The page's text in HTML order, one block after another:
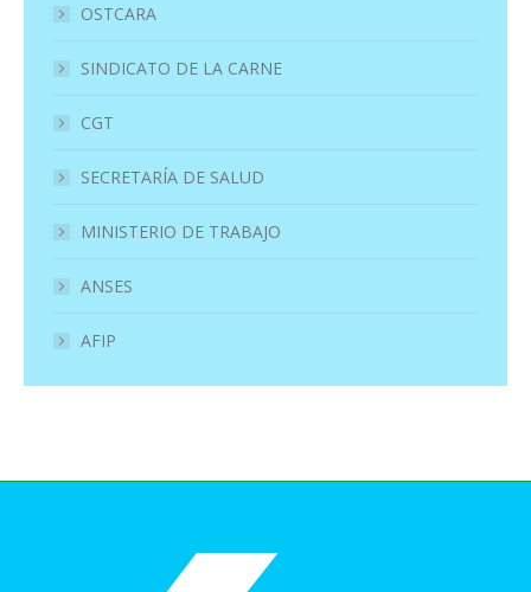
OSTCARA
SINDICATO DE LA CARNE
CGT
SECRETARÍA DE SALUD
MINISTERIO DE TRABAJO
ANSES
AFIP